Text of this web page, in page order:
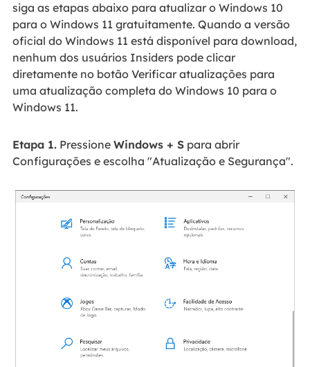
siga as etapas abaixo para atualizar o Windows 10
para o Windows 11 gratuitamente. Quando a versão
oficial do Windows 11 está disponível para download,
nenhum dos usuários Insiders pode clicar
diretamente no botão Verificar atualizações para
uma atualização completa do Windows 10 para o
Windows 11.
Etapa 1.Pressione Windows + Spara abrir
Configurações e escolha "Atualização e Segurança".